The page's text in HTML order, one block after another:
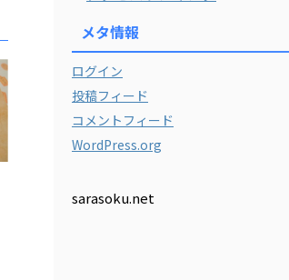
メタ情報
ログイン
投稿フィード
コメントフィード
WordPress.org
sarasoku.net